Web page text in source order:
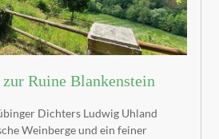
zur Ruine Blankenstein
Dichters Ludwig Uhland
Weinberge und ein feiner